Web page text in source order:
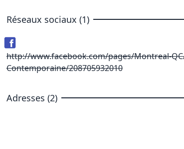
Réseaux sociaux (1)
http://www.facebook.com/pages/Montreal-
Contemporaine/208705932010
Adresses (2)